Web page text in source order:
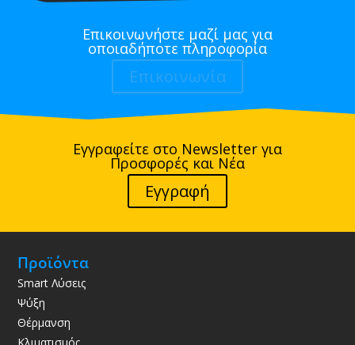
Επικοινωνήστε μαζί μας για
οποιαδήποτε πληροφορία
Επικοινωνία
Εγγραφείτε στο Newsletter για
Προσφορές και Νέα
Εγγραφή
Προϊόντα
Smart Λύσεις
Ψύξη
Θέρμανση